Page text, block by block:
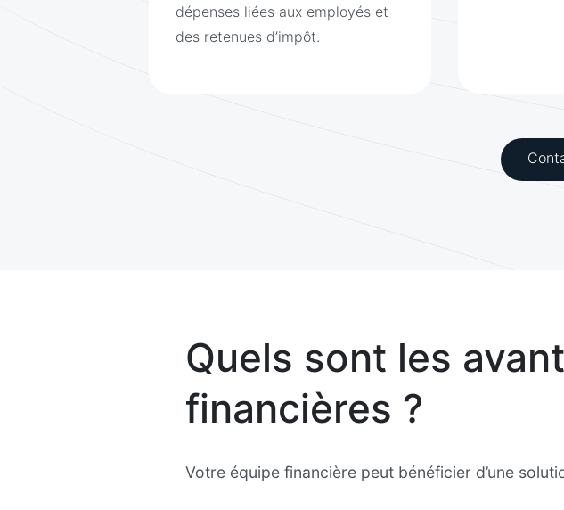
dépenses liées aux employés et
des retenues d’impôt.
Quels sont les
financières ?
Votre équipe financière peut bénéficier d’une